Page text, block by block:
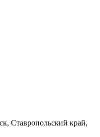
Ставропольский край,